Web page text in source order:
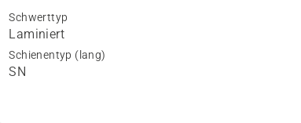
laminierte
Schiene,
kleine
Schwerttyp
Laminiert
Schienentyp (lang)
SN